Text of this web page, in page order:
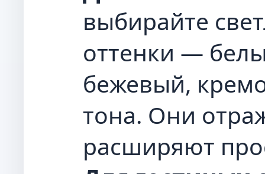
выбирайте
оттенки —
бежевый,
тона. Они
расширяют